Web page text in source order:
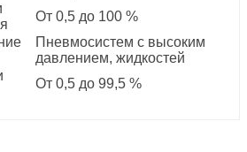
От 0,5 до 100 %
Пневмосистем с высоким
давлением, жидкостей
От 0,5 до 99,5 %